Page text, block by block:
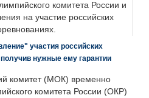
комитета России и
на участие российских
участия российских
нужные ему гарантии
комитет (МОК) временно
комитета России (ОКР)